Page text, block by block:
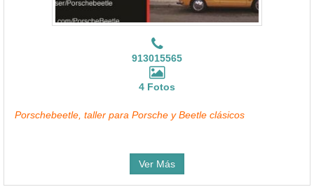
913015565
4 Fotos
Porschebeetle, taller para Porsche y Beetle clásicos
Ver Más